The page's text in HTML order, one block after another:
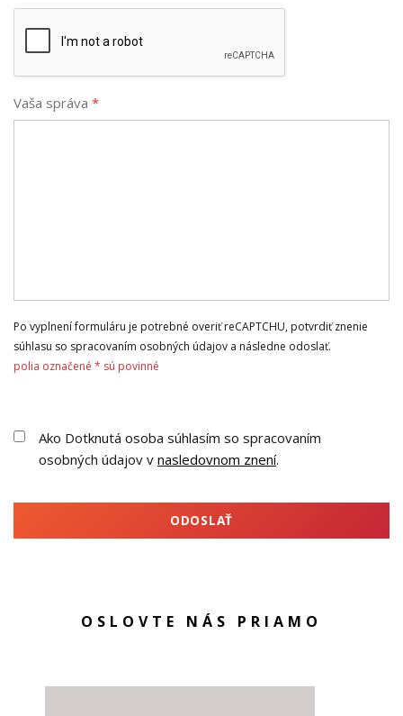
Vaša správa *
Po vyplnení formuláru je potrebné overiť reCAPTCHU, potvrdiť znenie
súhlasu so spracovaním osobných údajov a následne odoslať.
polia označené * sú povinné
Ako Dotknutá osoba súhlasím so spracovaním
osobných údajov v nasledovnom znení.
ODOSLAŤ
OSLOVTE NÁS PRIAMO